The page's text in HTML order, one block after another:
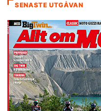
SENASTE UTGÅVAN